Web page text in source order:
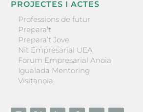
PROJECTES I ACTES
Professions de futur
Prepara’t
Prepara’t Jove
Nit Empresarial UEA
Forum Empresarial Anoia
Igualada Mentoring
Visitanoia